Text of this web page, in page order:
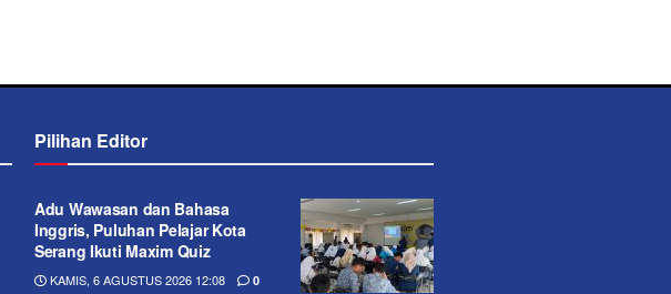
Pilihan Editor
Adu Wawasan dan Bahasa
Inggris, Puluhan Pelajar Kota
Serang Ikuti Maxim Quiz
KAMIS, 6 AGUSTUS 2026 12:08 0